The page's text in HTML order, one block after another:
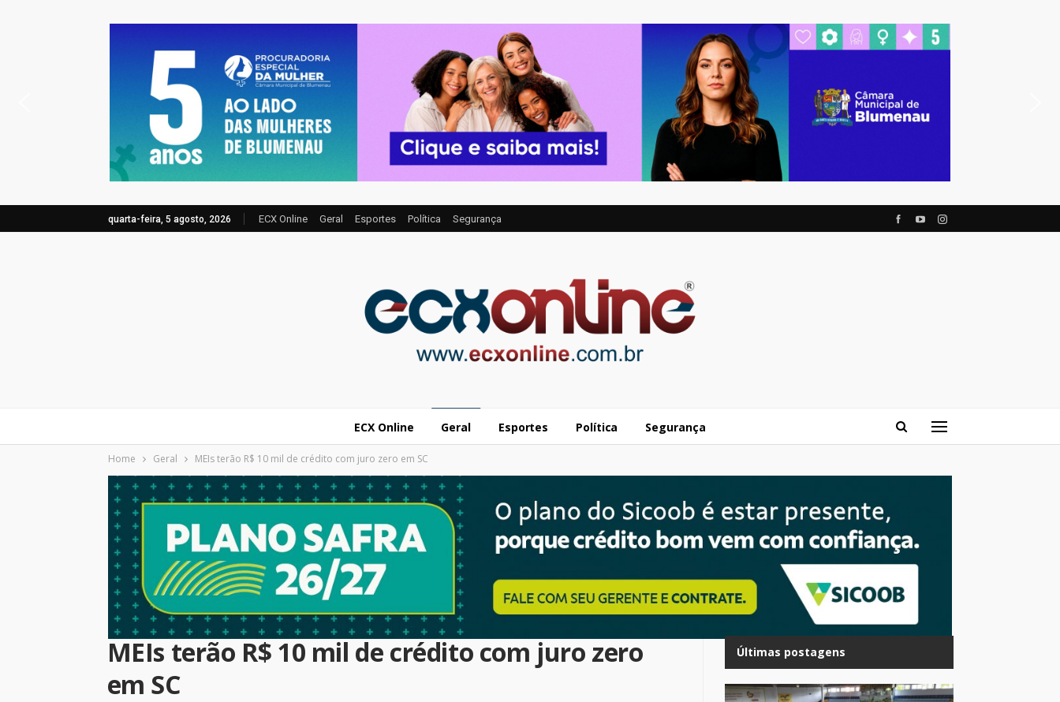
quarta-feira, 5 agosto, 2026 ECX Online Geral Esportes Política Segurança
ECX Online Geral Esportes Política Segurança
Home Geral MEIs terão R$ 10 mil de crédito com juro zero em SC
MEIs terão R$ 10 mil de crédito com juro zero
em SC
Últimas postagens